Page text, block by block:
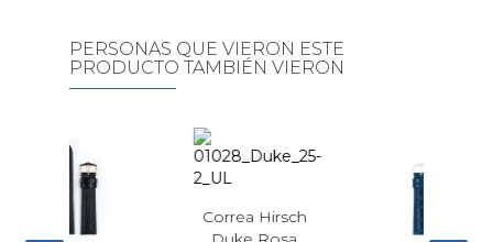
PERSONAS QUE VIERON ESTE
PRODUCTO TAMBIÉN VIERON
Correa Hirsch